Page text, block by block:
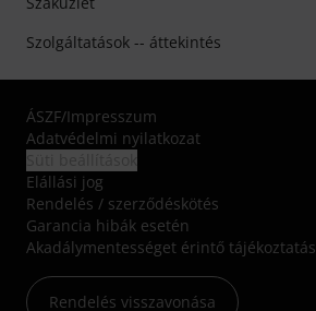
Szolgáltatások -- áttekintés
ÁSZF/Impresszum
Adatvédelmi nyilatkozat
Elállási jog
Rendelés / szerződéskötés
Garancia hibák esetén
Akadálymentességet érintő tájékoztatás
Rendelés visszavonása